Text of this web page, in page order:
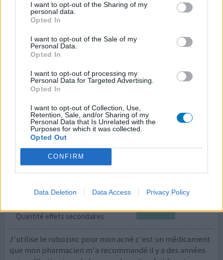
I want to opt-out of the Sharing of my
personal data.
Opted In
I want to opt-out of the Sale of my
Personal Data.
Opted In
I want to opt-out of processing my
Personal Data for Targeted Advertising.
Opted In
I want to opt-out of Collection, Use,
Retention, Sale, and/or Sharing of my
Personal Data that Is Unrelated with the
Purposes for which it was collected.
Opted Out
CONFIRM
Data Deletion Data Access Privacy Policy
Je prends ce traitement (2 gélules par jour) depuis plus
d'un mois pour de l'acné hormonale, je le trouve assez
efficace. J'ai l'habitude de la prendre en milieu d'après-
midi sans effets secondaires ; mais un jour, l'ayant oublié
nausées, diarrhées, crampes à l'estomac importantes,
sueurs... 1 heure après la prise
votre avis 0 réactions
Rubozinc
14/05/2022 | Femme | 18
gluconate de zinc (1)
Quantité effets secondaires
J'utilise le rubozinc pour mon acné c'est un médicament
que mon pharmacien m'a recommandé il y a des années